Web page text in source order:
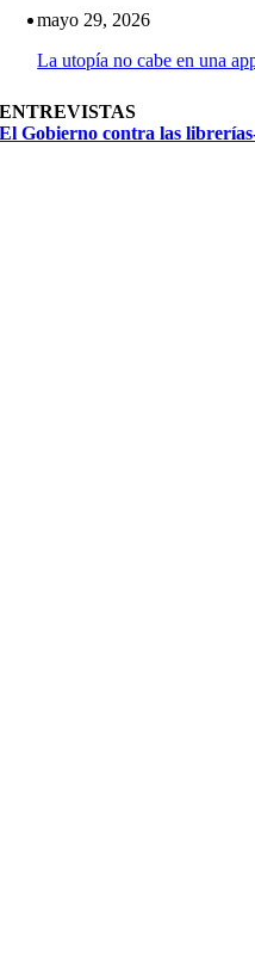
mayo 29, 2026
La utopía no cabe en una
ENTREVISTAS
El Gobierno contra las